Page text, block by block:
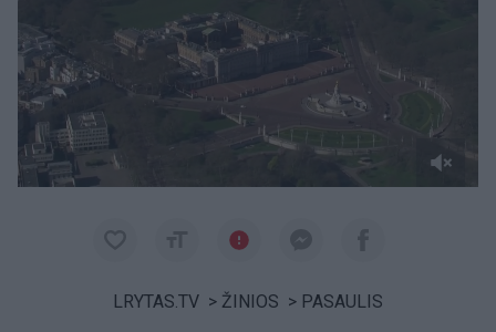
LRYTAS.TV > ŽINIOS > PASAULIS